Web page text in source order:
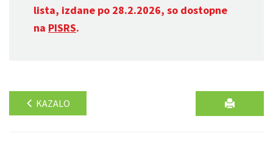
lista, izdane po 28.2.2026, so dostopne
na PISRS.
KAZALO